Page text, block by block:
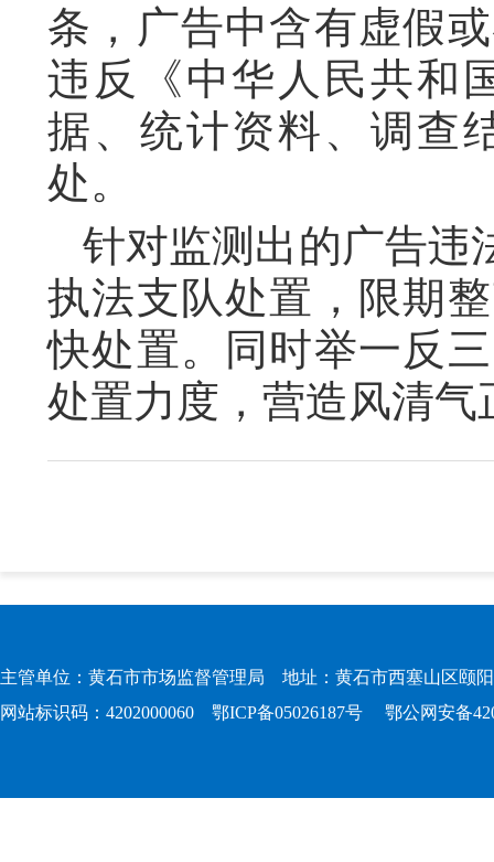
条，广告中含有虚假
违反《中华人民共和
据、统计资料、调查
处。
针对监测出的广告违
执法支队处置，限期
快处置。同时举一反
处置力度，营造风清
主管单位：黄石市市场监督管理局 地址：黄石市西塞山区颐
网站标识码：4202000060 鄂ICP备05026187号 鄂公网安备